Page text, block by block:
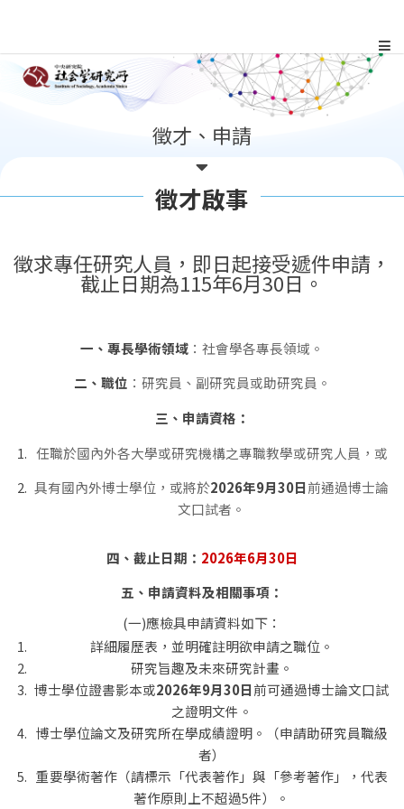
到
徵才、申請
徵才啟事
徵求專任研究人員，即日起接受遞件申請，
截止日期為115年6月30日。
一、專長學術領域 ：社會學各專長領域。
二、職位 ：研究員、副研究員或助研究員。
三、申請資格：
任職於國內外各大學或研究機構之專職教學或研究人員，或
具有國內外博士學位，或將於2026年9月30日前通過博士論
文口試者。
四、截止日期： 2026年6月30日
五、申請資料及相關事項：
(一)應檢具申請資料如下：
詳細履歷表，並明確註明欲申請之職位。
研究旨趣及未來研究計畫。
博士學位證書影本或2026年9月30日前可通過博士論文口試
之證明文件。
博士學位論文及研究所在學成績證明。（申請助研究員職級
者）
重要學術著作（請標示「代表著作」與「參考著作」，代表
著作原則上不超過5件）。